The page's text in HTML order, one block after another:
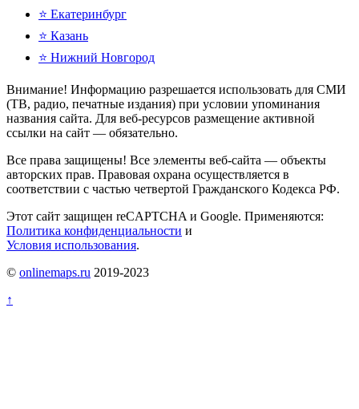
⭐ Екатеринбург
⭐ Казань
⭐ Нижний Новгород
Внимание! Информацию разрешается использовать для СМИ
(ТВ, радио, печатные издания) при условии упоминания
названия сайта. Для веб-ресурсов размещение активной
ссылки на сайт — обязательно.
Все права защищены! Все элементы веб-сайта — объекты
авторских прав. Правовая охрана осуществляется в
соответствии с частью четвертой Гражданского Кодекса РФ.
Этот сайт защищен reCAPTCHA и Google. Применяются:
Политика конфиденциальности и
Условия использования.
© onlinemaps.ru 2019-2023
↑